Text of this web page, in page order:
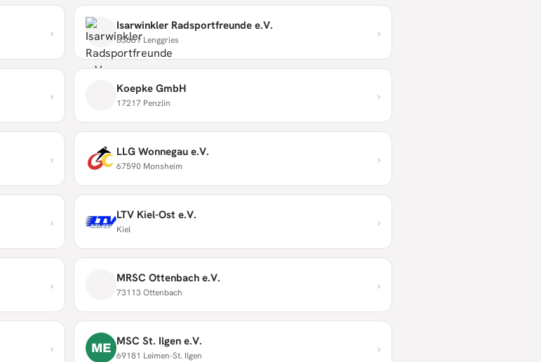
› Isarwinkler Radsportfreunde e.V.
83661 Lenggries ›
› Koepke GmbH
17217 Penzlin ›
› LLG Wonnegau e.V.
67590 Monsheim ›
› LTV Kiel-Ost e.V.
Kiel ›
› MRSC Ottenbach e.V.
73113 Ottenbach ›
› ME MSC St. Ilgen e.V.
69181 Leimen-St. Ilgen ›